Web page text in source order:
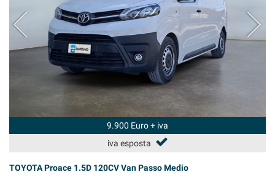
9.900 Euro + iva
iva esposta
TOYOTA Proace 1.5D 120CV Van Passo Medio
impostazioni